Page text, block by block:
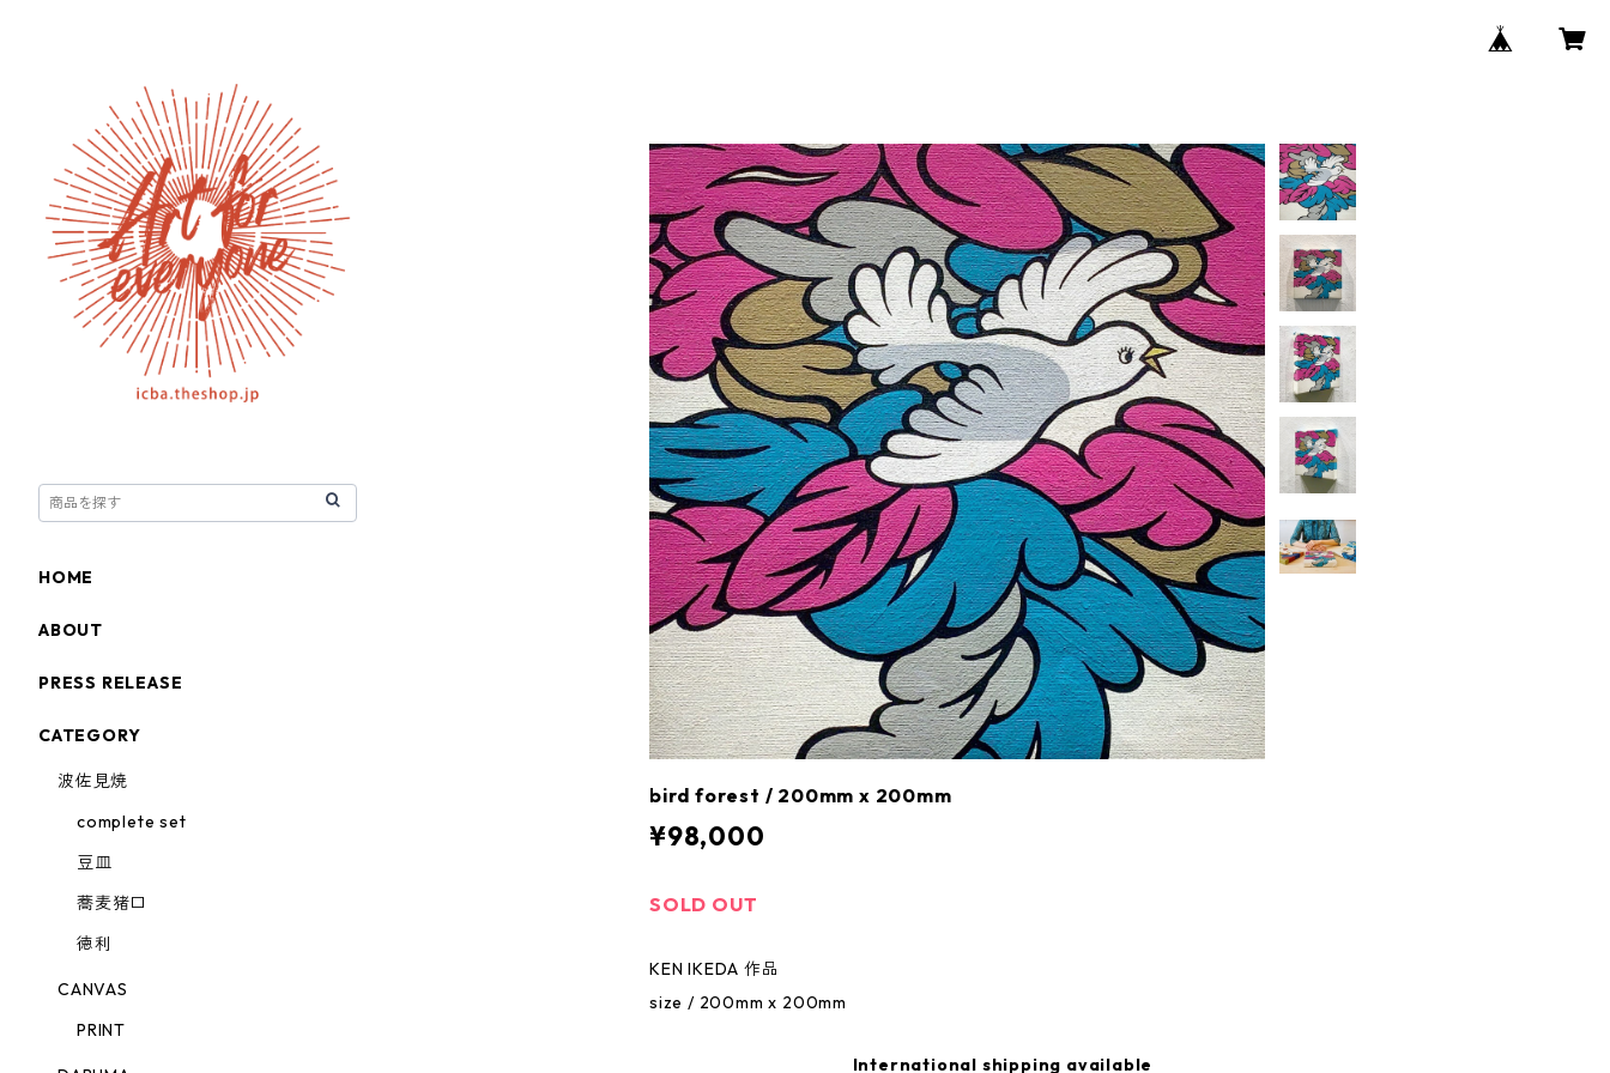
bird forest / 200mm x 200mm
¥98,000
SOLD OUT
KEN IKEDA 作品
size / 200mm x 200mm
International shipping available
HOME
ABOUT
PRESS RELEASE
CATEGORY
波佐見焼
complete set
豆皿
蕎麦猪口
徳利
CANVAS
PRINT